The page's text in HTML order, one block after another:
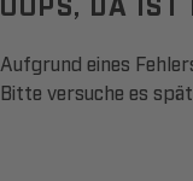
Aufgrund eines
Bitte versuche es